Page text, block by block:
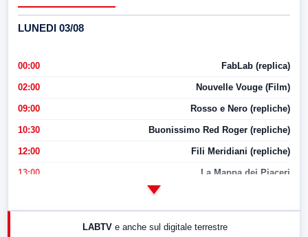
LUNEDI 03/08
00:00 FabLab (replica)
02:00 Nouvelle Vouge (Film)
09:00 Rosso e Nero (repliche)
10:30 Buonissimo Red Roger (repliche)
12:00 Fili Meridiani (repliche)
13:00 La Mappa dei Piaceri
LABTV e anche sul digitale terrestre